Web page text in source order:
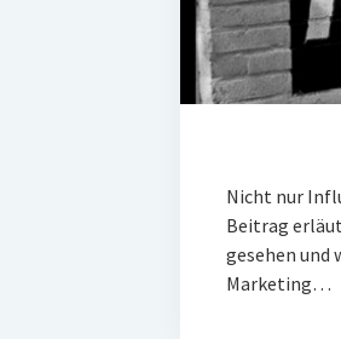
Nicht nur
Beitrag
gesehen und
Marketing…